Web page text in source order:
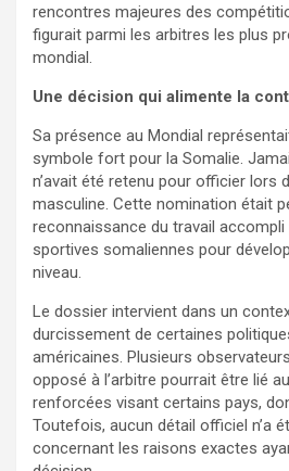
rencontres majeures des
figurait parmi les arbitres les plus
mondial.
Une décision qui alimente la
Sa présence au Mondial
symbole fort pour la Somalie.
n’avait été retenu pour officier lors
masculine. Cette nomination était
reconnaissance du travail
sportives somaliennes pour
niveau.
Le dossier intervient dans un
durcissement de certaines
américaines. Plusieurs
opposé à l’arbitre pourrait être lié
renforcées visant certains pays,
Toutefois, aucun détail officiel n’a
concernant les raisons exactes